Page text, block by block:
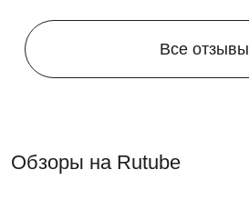
Все отзывы
Обзоры на Rutube